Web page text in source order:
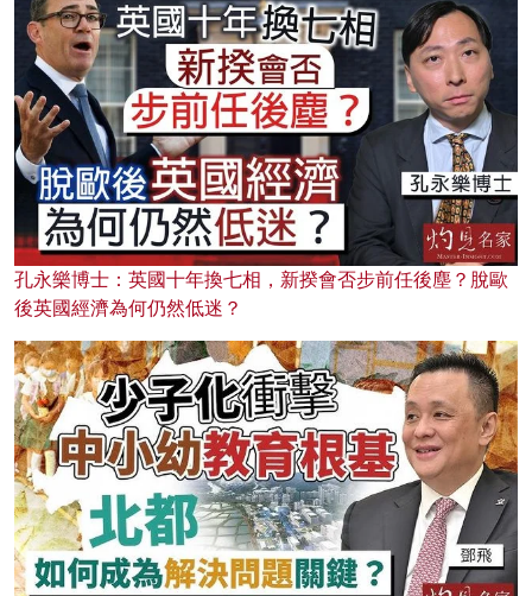
孔永樂博士：英國十年換七相，新揆會否步前任後塵？脫歐
後英國經濟為何仍然低迷？